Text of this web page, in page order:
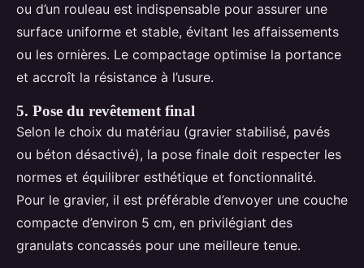
ou d’un rouleau est indispensable pour assurer une
surface uniforme et stable, évitant les affaissements
ou les ornières. Le compactage optimise la portance
et accroît la résistance à l’usure.
5. Pose du revêtement final
Selon le choix du matériau (gravier stabilisé, pavés
ou béton désactivé), la pose finale doit respecter les
normes et équilibrer esthétique et fonctionnalité.
Pour le gravier, il est préférable d’envoyer une couche
compacte d’environ 5 cm, en privilégiant des
granulats concassés pour une meilleure tenue.